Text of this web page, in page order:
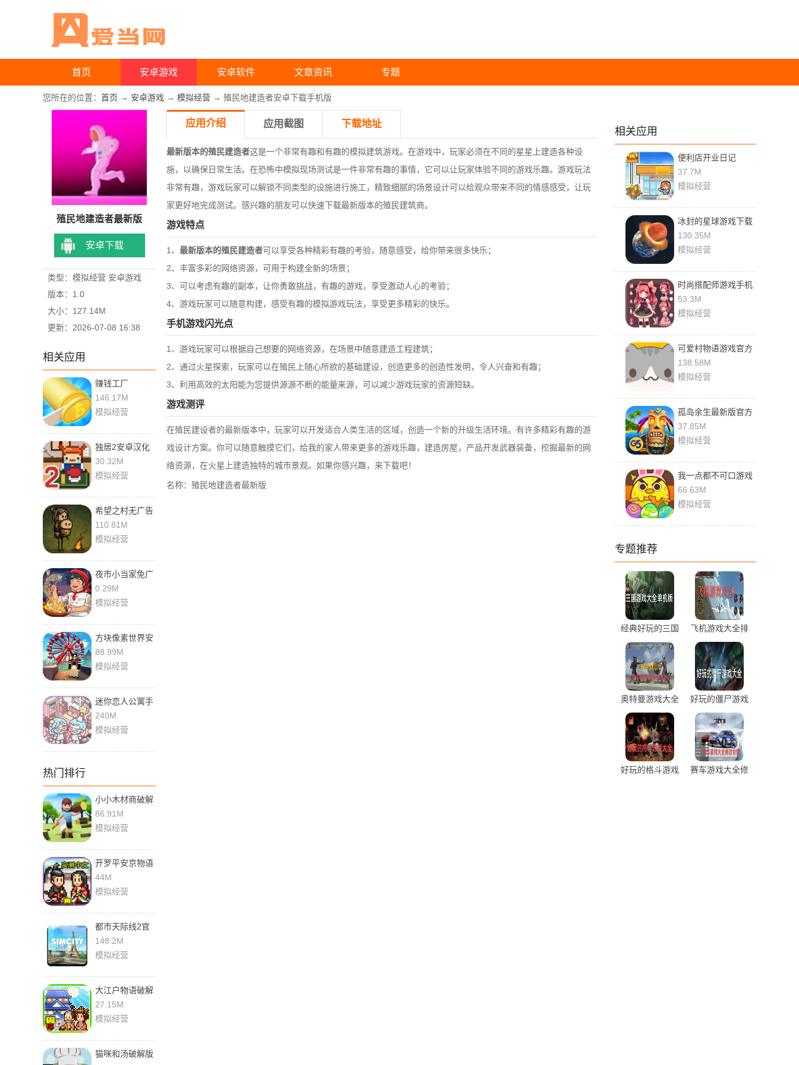
首页 安卓游戏 安卓软件 文章资讯 专题
您所在的位置： 首页 → 安卓游戏 → 模拟经营 → 殖民地建造者安卓下载手机版
殖民地建造者最新版
安卓下载
类型：模拟经营 安卓游戏
版本：1.0
大小：127.14M
更新：2026-07-08 16:38
相关应用
赚钱工厂
146.17M
模拟经营
独居2安卓汉化
版
30.32M
模拟经营
希望之村无广告
版最新版
110.81M
模拟经营
夜市小当家免广
告版
0.29M
模拟经营
方块像素世界安
卓版最新版
88.99M
模拟经营
迷你恋人公寓手
游免费
240M
模拟经营
热门排行
小小木材商破解
版无限金币钻石
下载
86.91M
模拟经营
开罗平安京物语
汉化版
44M
模拟经营
都市天际线2官
方正版下载
148.2M
模拟经营
大江户物语破解
版无限金币研究
点
27.15M
模拟经营
猫咪和汤破解版
应用介绍 应用截图 下载地址
最新版本的殖民建造者这是一个非常有趣和有趣的模拟建筑游戏。在游戏中，玩家必须在不同的星星上建造各种设
施，以确保日常生活。在恐怖中模拟现场测试是一件非常有趣的事情，它可以让玩家体验不同的游戏乐趣。游戏玩法
非常有趣，游戏玩家可以解锁不同类型的设施进行施工，精致细腻的场景设计可以给观众带来不同的情感感受，让玩
家更好地完成测试。感兴趣的朋友可以快速下载最新版本的殖民建筑商。
游戏特点
1、 最新版本的殖民建造者可以享受各种精彩有趣的考验，随意感受，给你带来很多快乐；
2、丰富多彩的网络资源，可用于构建全新的场景；
3、可以考虑有趣的副本，让你勇敢挑战，有趣的游戏，享受激动人心的考验；
4、游戏玩家可以随意构建，感受有趣的模拟游戏玩法，享受更多精彩的快乐。
手机游戏闪光点
1、游戏玩家可以根据自己想要的网络资源，在场景中随意建造工程建筑；
2、通过火星探索，玩家可以在殖民上随心所欲的基础建设，创造更多的创造性发明，令人兴奋和有趣；
3、利用高效的太阳能为您提供源源不断的能量来源，可以减少游戏玩家的资源短缺。
游戏测评
在殖民建设者的最新版本中，玩家可以开发适合人类生活的区域，创造一个新的升级生活环境。有许多精彩有趣的游
戏设计方案。你可以随意触摸它们，给我的家人带来更多的游戏乐趣，建造房屋，产品开发武器装备，挖掘最新的网
络资源，在火星上建造独特的城市景观。如果你感兴趣，来下载吧！
名称：殖民地建造者最新版
相关应用
便利店开业日记
debug汉化版
37.7M
模拟经营
冰封的星球游戏下载
130.35M
模拟经营
时尚搭配师游戏手机
版
53.3M
模拟经营
可爱村物语游戏官方
版
138.58M
模拟经营
孤岛余生最新版官方
版
37.85M
模拟经营
我一点都不可口游戏
最新版
66.63M
模拟经营
专题推荐
经典好玩的三国
游戏大全单机版
推荐
飞机游戏大全排
行前十推荐
奥特曼游戏大全
修改破解版
好玩的僵尸游戏
大全免费推荐
好玩的格斗游戏
赛车游戏大全修